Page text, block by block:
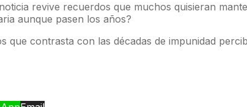
revive recuerdos que muchos quisieran
aunque pasen los años?
contrasta con las décadas de impunidad